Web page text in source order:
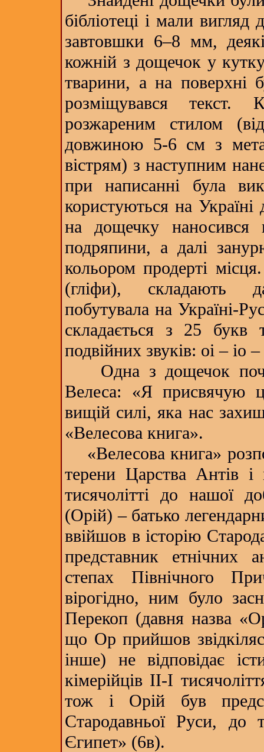
бібліотеці і мали
завтовшки 6–8 мм,
кожній з дощечок у
тварини, а на поверхні
розміщувався текст.
розжареним стилом
довжиною 5-6 см з
вістрям) з наступним
при написанні була
користуються на
на дощечку наносився
подряпини, а далі
кольором продерті
(гліфи), складають
побутувала на Україні-
складається з 25 букв
подвійних звуків: оі – іо –
Одна з дощечок
Велеса: «Я присвячую
вищій силі, яка нас
«Велесова книга».
«Велесова книга»
терени Царства Антів
тисячолітті до нашої
(Орій) – батько
ввійшов в історію
представник етнічних
степах Північного
вірогідно, ним було
Перекоп (давня назва
що Ор прийшов
інше) не відповідає
кімерійців ІІ-І
тож і Орій був
Стародавньої Руси,
Єгипет» (6в).